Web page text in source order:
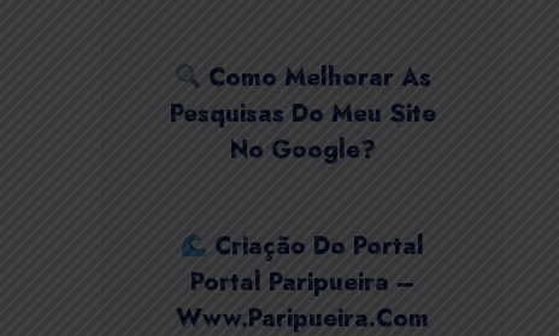
Como Melhorar As
Pesquisas Do Meu Site
No Google?
Criação Do Portal
Portal Paripueira –
Www.paripueira.com